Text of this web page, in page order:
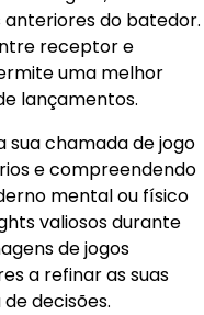
do batedor.
receptor e
uma melhor
lançamentos.
chamada de jogo
e compreendendo
mental ou físico
valiosos durante
de jogos
a refinar as suas
decisões.